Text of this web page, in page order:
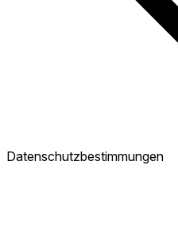
Datenschutzbestimmungen